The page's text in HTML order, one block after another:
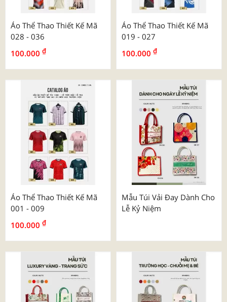
Áo Thể Thao Thiết Kế Mã
028 - 036
100.000 ₫
Áo Thể Thao Thiết Kế Mã
019 - 027
100.000 ₫
Áo Thể Thao Thiết Kế Mã
001 - 009
100.000 ₫
Mẫu Túi Vải Đay Dành Cho
Lễ Kỷ Niệm